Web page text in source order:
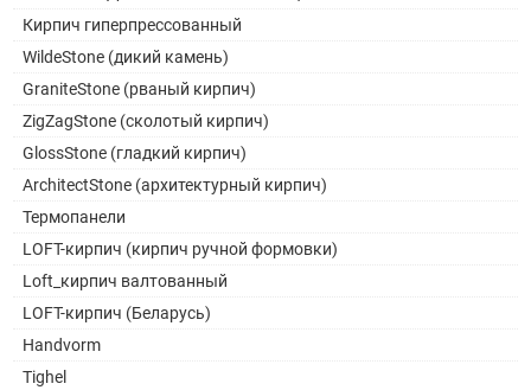
Кирпич гиперпрессованный
WildeStone (дикий камень)
GraniteStone (рваный кирпич)
ZigZagStone (сколотый кирпич)
GlossStone (гладкий кирпич)
ArchitectStone (архитектурный кирпич)
Термопанели
LOFT-кирпич (кирпич ручной формовки)
Loft_кирпич валтованный
LOFT-кирпич (Беларусь)
Handvorm
Tighel